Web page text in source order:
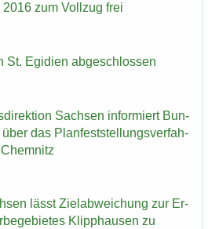
zum Voll­zug frei
St. Egi­di­en ab­ge­schlos­sen
Sach­sen in­for­miert Bun­
das Plan­fest­stel­lungs­ver­fah­
lässt Ziel­ab­wei­chung zur Er­
Klipp­hau­sen zu